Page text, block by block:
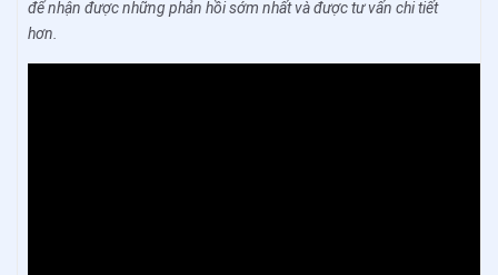
để nhận được những phản hồi sớm nhất và được tư vấn chi tiết
hơn.